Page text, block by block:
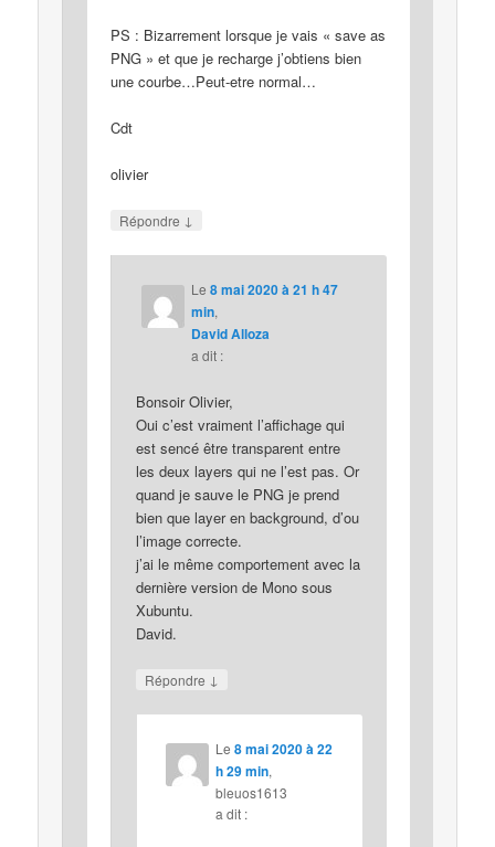
PS : Bizarrement lorsque je vais « save as
PNG » et que je recharge j’obtiens bien
une courbe…Peut-etre normal…
Cdt
olivier
Répondre ↓
Le 8 mai 2020 à 21 h 47
min,
David Alloza
a dit :
Bonsoir Olivier,
Oui c’est vraiment l’affichage qui
est sencé être transparent entre
les deux layers qui ne l’est pas. Or
quand je sauve le PNG je prend
bien que layer en background, d’ou
l’image correcte.
j’ai le même comportement avec la
dernière version de Mono sous
Xubuntu.
David.
Répondre ↓
Le 8 mai 2020 à 22
h 29 min,
bleuos1613
a dit :